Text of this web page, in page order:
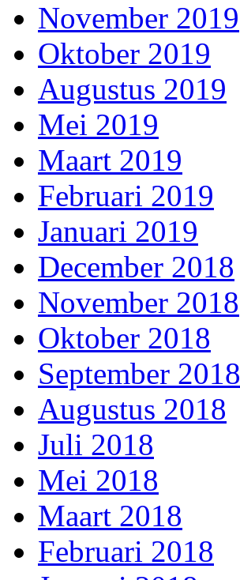
November 2019
Oktober 2019
Augustus 2019
Mei 2019
Maart 2019
Februari 2019
Januari 2019
December 2018
November 2018
Oktober 2018
September 2018
Augustus 2018
Juli 2018
Mei 2018
Maart 2018
Februari 2018